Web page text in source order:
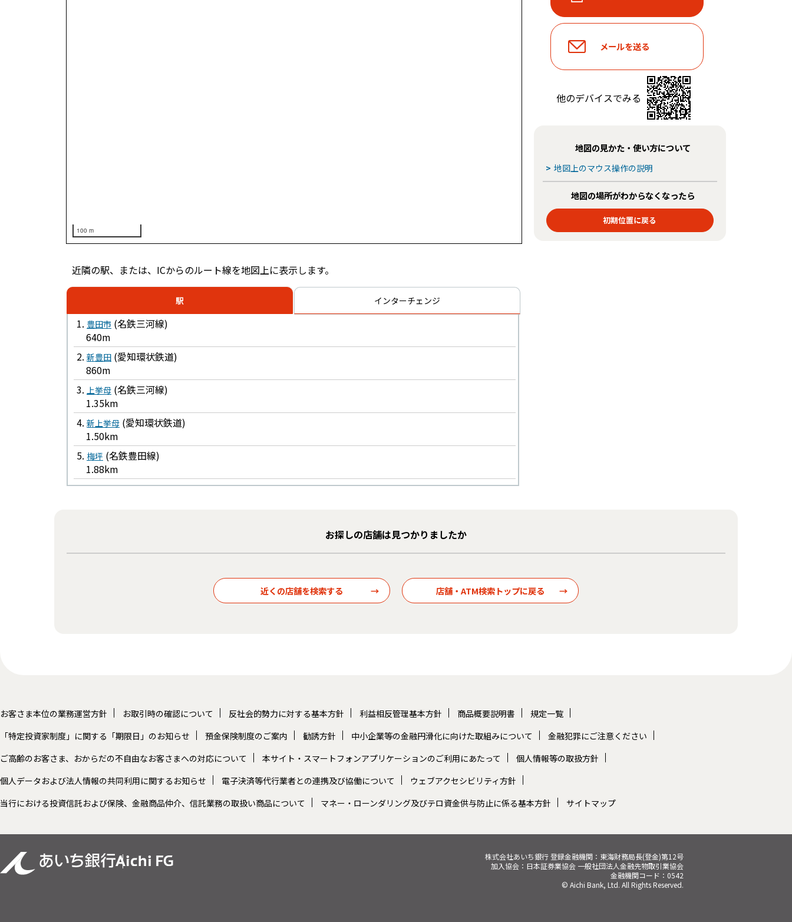
100 m
他のデバイスでみる
地図の見かた・使い方について
> 地図上のマウス操作の説明
地図の場所がわからなくなったら
近隣の駅、または、ICからのルート線を地図上に表示します。
駅 インターチェンジ
1. 豊田市 (名鉄三河線)
640m
2. 新豊田 (愛知環状鉄道)
860m
3. 上挙母 (名鉄三河線)
1.35km
4. 新上挙母 (愛知環状鉄道)
1.50km
5. 梅坪 (名鉄豊田線)
1.88km
お探しの店舗は見つかりましたか
お客さま本位の業務運営方針 お取引時の確認について 反社会的勢力に対する基本方針 利益相反管理基本方針 商品概要説明書
規定一覧
「特定投資家制度」に関する「期限日」のお知らせ
預金保険制度のご案内 勧誘方針 中小企業等の金融円滑化に向けた取組みについて
金融犯罪にご注意ください
ご高齢のお客さま、おからだの不自由なお客さまへの対応について
本サイト・スマートフォンアプリケーションのご利用にあたって
個人情報等の取扱方針
個人データおよび法人情報の共同利用に関するお知らせ
電子決済等代行業者との連携及び協働について
ウェブアクセシビリティ方針
当行における投資信託および保険、金融商品仲介、信託業務の取扱い商品について
マネー・ローンダリング及びテロ資金供与防止に係る基本方針 サイトマップ
株式会社あいち銀行登録金融機関：東海財務局長(登金)第12号
加入協会：日本証券業協会 一般社団法人金融先物取引業協会
金融機関コード：0542
© Aichi Bank, Ltd. All Rights Reserved.